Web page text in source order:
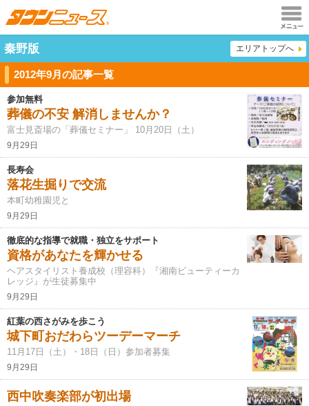
メニュ
ー
秦野版 エリアトップへ
2012年9月の記事一覧
参加無料
葬儀の不安 解消しませんか？
富士見斎場の「葬儀セミナー」 10月20日（土）
9月29日
長寿会
落花生掘りで交流
本町幼稚園児と
9月29日
徹底的な指導で就職・独立をサポート
資格があなたを輝かせる
ヘアスタイリスト養成校（理容科）『湘南ビューティーカ
レッジ』が生徒募集中
9月29日
紅葉の西さがみを歩こう
城下町おだわらツーデーマーチ
11月17日（土）・18日（日）参加者募集
9月29日
西中吹奏楽部が初出場